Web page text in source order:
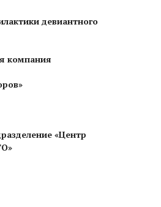
девиантного
компания
«Центр